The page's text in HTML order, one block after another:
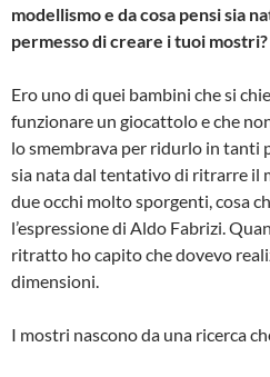
modellismo e da cosa pensi sia
permesso di creare i tuoi mostri?
Ero uno di quei bambini che si
funzionare un giocattolo e che
lo smembrava per ridurlo in tanti
sia nata dal tentativo di ritrarre il
due occhi molto sporgenti, cosa
l’espressione di Aldo Fabrizi.
ritratto ho capito che dovevo
dimensioni.
I mostri nascono da una ricerca